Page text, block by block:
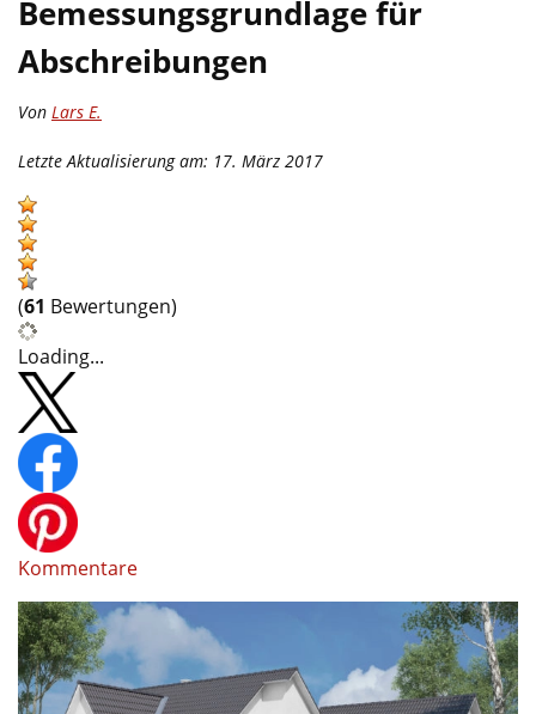
Bemessungsgrundlage für
Abschreibungen
Von Lars E.
Letzte Aktualisierung am: 17. März 2017
(61 Bewertungen)
Loading...
Kommentare